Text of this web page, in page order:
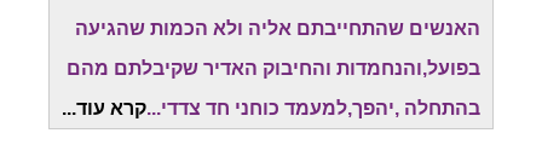
האנשים שהתחייבתם אליה ולא הכמות שהגיעה
בפועל,והנחמדות והחיבוק האדיר שקיבלתם מהם
בהתחלה ,יהפך,למעמד כוחני חד צדדי...קרא עוד...